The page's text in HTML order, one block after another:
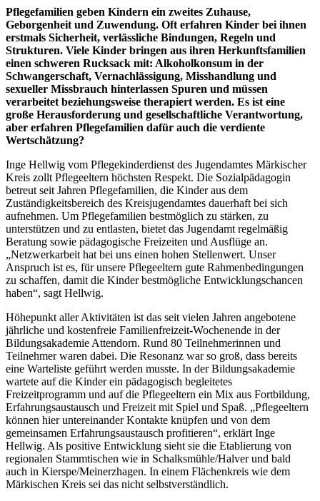
Pflegefamilien geben Kindern ein zweites Zuhause,
Geborgenheit und Zuwendung. Oft erfahren Kinder bei ihnen
erstmals Sicherheit, verlässliche Bindungen, Regeln und
Strukturen. Viele Kinder bringen aus ihren Herkunftsfamilien
einen schweren Rucksack mit: Alkoholkonsum in der
Schwangerschaft, Vernachlässigung, Misshandlung und
sexueller Missbrauch hinterlassen Spuren und müssen
verarbeitet beziehungsweise therapiert werden. Es ist eine
große Herausforderung und gesellschaftliche Verantwortung,
aber erfahren Pflegefamilien dafür auch die verdiente
Wertschätzung?
Inge Hellwig vom Pflegekinderdienst des Jugendamtes Märkischer
Kreis zollt Pflegeeltern höchsten Respekt. Die Sozialpädagogin
betreut seit Jahren Pflegefamilien, die Kinder aus dem
Zuständigkeitsbereich des Kreisjugendamtes dauerhaft bei sich
aufnehmen. Um Pflegefamilien bestmöglich zu stärken, zu
unterstützen und zu entlasten, bietet das Jugendamt regelmäßig
Beratung sowie pädagogische Freizeiten und Ausflüge an.
„Netzwerkarbeit hat bei uns einen hohen Stellenwert. Unser
Anspruch ist es, für unsere Pflegeeltern gute Rahmenbedingungen
zu schaffen, damit die Kinder bestmögliche Entwicklungschancen
haben“, sagt Hellwig.
Höhepunkt aller Aktivitäten ist das seit vielen Jahren angebotene
jährliche und kostenfreie Familienfreizeit-Wochenende in der
Bildungsakademie Attendorn. Rund 80 Teilnehmerinnen und
Teilnehmer waren dabei. Die Resonanz war so groß, dass bereits
eine Warteliste geführt werden musste. In der Bildungsakademie
wartete auf die Kinder ein pädagogisch begleitetes
Freizeitprogramm und auf die Pflegeeltern ein Mix aus Fortbildung,
Erfahrungsaustausch und Freizeit mit Spiel und Spaß. „Pflegeeltern
können hier untereinander Kontakte knüpfen und von dem
gemeinsamen Erfahrungsaustausch profitieren“, erklärt Inge
Hellwig. Als positive Entwicklung sieht sie die Etablierung von
regionalen Stammtischen wie in Schalksmühle/Halver und bald
auch in Kierspe/Meinerzhagen. In einem Flächenkreis wie dem
Märkischen Kreis sei das nicht selbstverständlich.